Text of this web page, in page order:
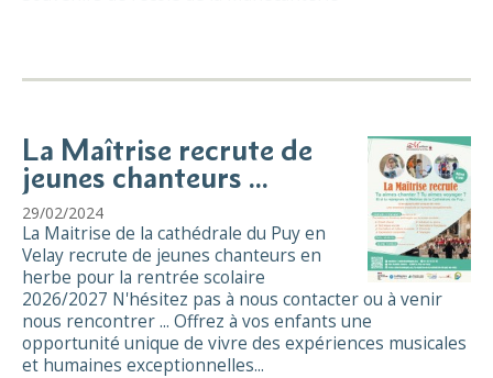
La Maîtrise recrute de
jeunes chanteurs ...
29/02/2024
La Maitrise de la cathédrale du Puy en
Velay recrute de jeunes chanteurs en
herbe pour la rentrée scolaire
2026/2027 N'hésitez pas à nous contacter ou à venir
nous rencontrer ... Offrez à vos enfants une
opportunité unique de vivre des expériences musicales
et humaines exceptionnelles...